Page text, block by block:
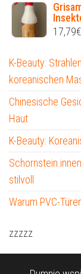
17,79€
K-Beauty:
koreanischen
Chinesische
Haut
K-Beauty:
Schornstein
stilvoll
Warum PVC-
zzzzz